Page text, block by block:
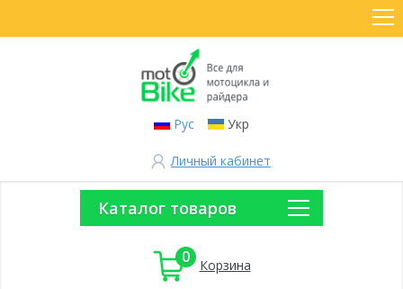
Рус Укр
Личный кабинет
Каталог товаров
0 Корзина